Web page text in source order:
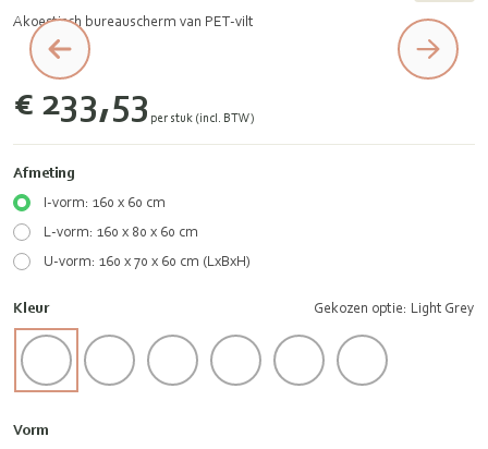
Akoestisch bureauscherm van PET-vilt
€ 233,53 per stuk (incl. BTW)
Afmeting
I-vorm: 160 x 60 cm
L-vorm: 160 x 80 x 60 cm
U-vorm: 160 x 70 x 60 cm (LxBxH)
Kleur Gekozen optie: Light Grey
Vorm